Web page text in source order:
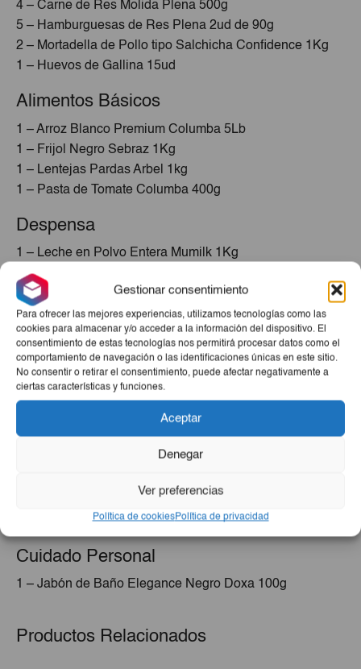
Gestionar consentimiento
Para ofrecer las mejores experiencias, utilizamos tecnologías como las
cookies para almacenar y/o acceder a la información del dispositivo. El
consentimiento de estas tecnologías nos permitirá procesar datos como el
comportamiento de navegación o las identificaciones únicas en este sitio.
No consentir o retirar el consentimiento, puede afectar negativamente a
ciertas características y funciones.
Aceptar
Denegar
Ver preferencias
Política de cookiesPolítica de privacidad
4 – Carne de Res Molida Plena 500g
5 – Hamburguesas de Res Plena 2ud de 90g
2 – Mortadella de Pollo tipo Salchicha Confidence 1Kg
1 – Huevos de Gallina 15ud
Alimentos Básicos
1 – Arroz Blanco Premium Columba 5Lb
1 – Frijol Negro Sebraz 1Kg
1 – Lentejas Pardas Arbel 1kg
1 – Pasta de Tomate Columba 400g
Despensa
1 – Leche en Polvo Entera Mumilk 1Kg
Bebidas
1 – Malta Real Malt 6ud de 330ml
4 – Refresco en Polvo Sabor Cola rinde 2Lt
4 – Refresco en Polvo Sabor Melocotón rinde 2Lt
4 – Néctar de Mango El Sabah 200ml
4 – Zumo de Mango Najwan 200ml
Productos Del Hogar
1 – Detergente Ropa Blanca Prodoxa 1Kg
1 – Papel Higiénico Pampilar Ultra Largo 4 Uds
1 – Frazada de Piso
Cuidado Personal
1 – Jabón de Baño Elegance Negro Doxa 100g
Productos Relacionados